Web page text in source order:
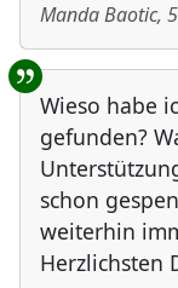
Manda Baotic,
Wieso habe
gefunden?
schon
weiterhin
Herzlichsten